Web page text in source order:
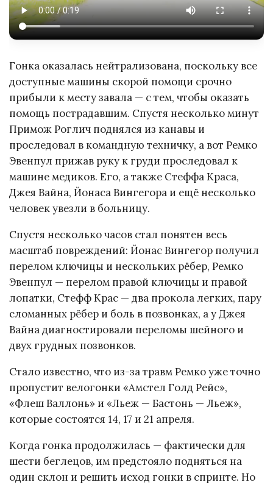
Гонка оказалась нейтрализована, поскольку все
доступные машины скорой помощи срочно
прибыли к месту завала — с тем, чтобы оказать
помощь пострадавшим. Спустя несколько минут
Примож Роглич поднялся из канавы и
проследовал в командную техничку, а вот Ремко
Эвенпул прижав руку к груди проследовал к
машине медиков. Его, а также Стеффа Краса,
Джея Вайна, Йонаса Вингегора и ещё несколько
человек увезли в больницу.
Спустя несколько часов стал понятен весь
масштаб повреждений: Йонас Вингегор получил
перелом ключицы и нескольких рёбер, Ремко
Эвенпул — перелом правой ключицы и правой
лопатки, Стефф Крас — два прокола легких, пару
сломанных рёбер и боль в позвонках, а у Джея
Вайна диагностировали переломы шейного и
двух грудных позвонков.
Стало известно, что из-за травм Ремко уже точно
пропустит велогонки «Амстел Голд Рейс»,
«Флеш Валлонь» и «Льеж — Бастонь — Льеж»,
которые состоятся 14, 17 и 21 апреля.
Когда гонка продолжилась — фактически для
шести беглецов, им предстояло подняться на
один склон и решить исход гонки в спринте. Но